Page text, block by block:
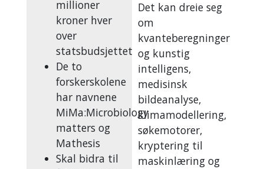
millioner
kroner hver
over
statsbudsjettet
De to
forskerskolene
har navnene
MiMa:Microbiology
matters og
Mathesis
Skal bidra til
Det kan dreie seg
om
kvanteberegninger
og kunstig
intelligens,
medisinsk
bildeanalyse,
klimamodellering,
søkemotorer,
kryptering til
maskinlæring og